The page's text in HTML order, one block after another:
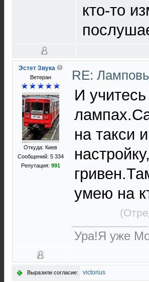
кто-то
Эстет Звука
Ветеран
Откуда: Киев
Сообщений: 5 334
Репутация: 991
RE:
И
на такси
умею на
Ура!Я уже
Выразили согласие: victorius